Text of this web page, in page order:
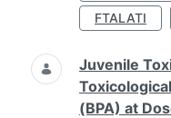
FTALATI
Juvenile
(BPA) at